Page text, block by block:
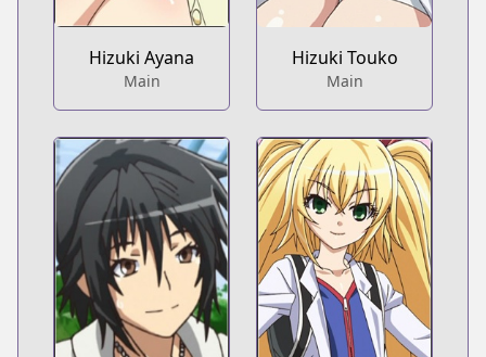
Hizuki Ayana
Main
Hizuki Touko
Main